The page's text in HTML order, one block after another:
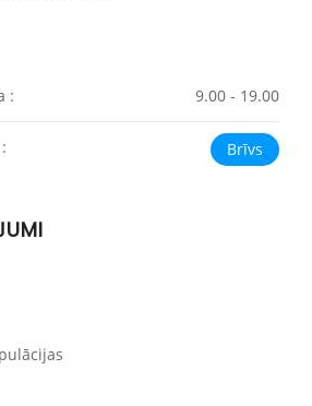
: 9.00 - 19.00
Brīvs